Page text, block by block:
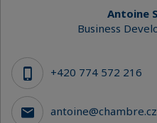
Antoine
Business
+420 774 572 216
antoine@chambre.cz